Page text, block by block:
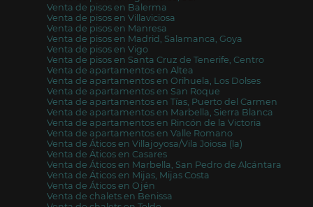
Venta de pisos en Balerma
Venta de pisos en Villaviciosa
Venta de pisos en Manresa
Venta de pisos en Madrid, Salamanca, Goya
Venta de pisos en Vigo
Venta de pisos en Santa Cruz de Tenerife, Centro
Venta de apartamentos en Altea
Venta de apartamentos en Orihuela, Los Dolses
Venta de apartamentos en San Roque
Venta de apartamentos en Tías, Puerto del Carmen
Venta de apartamentos en Marbella, Sierra Blanca
Venta de apartamentos en Rincón de la Victoria
Venta de apartamentos en Valle Romano
Venta de Áticos en Villajoyosa/Vila Joiosa (la)
Venta de Áticos en Casares
Venta de Áticos en Marbella, San Pedro de Alcántara
Venta de Áticos en Mijas, Mijas Costa
Venta de Áticos en Ojén
Venta de chalets en Benissa